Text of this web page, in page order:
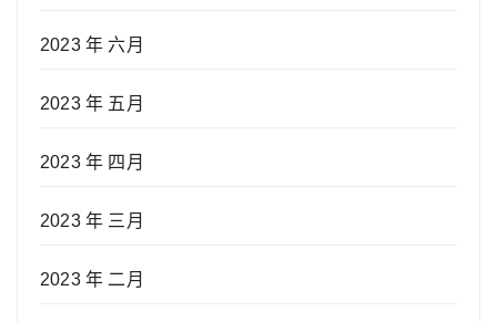
2023 年 六月
2023 年 五月
2023 年 四月
2023 年 三月
2023 年 二月